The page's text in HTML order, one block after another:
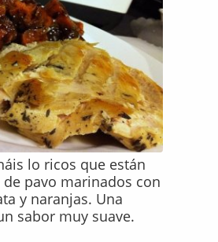
lo ricos que están
pavo marinados con
y naranjas. Una
sabor muy suave.